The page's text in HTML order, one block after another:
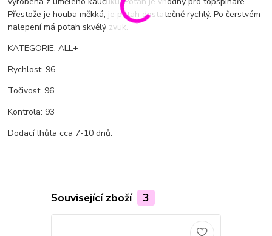
Přestože je houba měkká, je potah dostatečně rychlý. Po čerstvém
nalepení má potah skvělý zvuk.
KATEGORIE: ALL+
Rychlost: 96
Točivost: 96
Kontrola: 93
Dodací lhůta cca 7-10 dnů.
Související zboží 3